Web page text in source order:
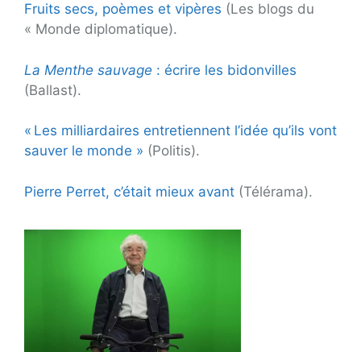
Fruits secs, poèmes et vipères (Les blogs du
« Monde diplomatique).
La Menthe sauvage : écrire les bidonvilles
(Ballast).
« Les milliardaires entretiennent l’idée qu’ils vont
sauver le monde » (Politis).
Pierre Perret, c’était mieux avant (Télérama).